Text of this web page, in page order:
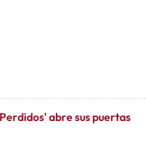
abre sus puertas